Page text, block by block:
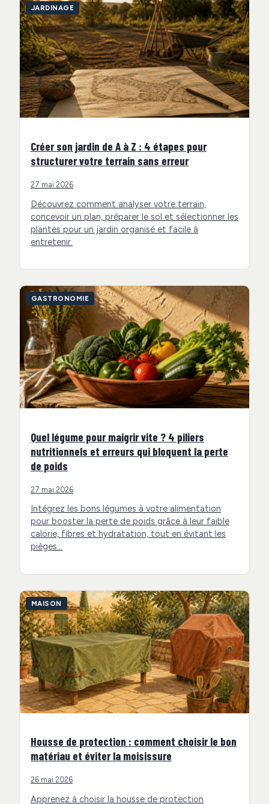
JARDINAGE
Créer son jardin de A à Z : 4 étapes pour
structurer votre terrain sans erreur
27 mai 2026
Découvrez comment analyser votre terrain,
concevoir un plan, préparer le sol et sélectionner les
plantes pour un jardin organisé et facile à
entretenir.
GASTRONOMIE
Quel légume pour maigrir vite ? 4 piliers
nutritionnels et erreurs qui bloquent la perte
de poids
27 mai 2026
Intégrez les bons légumes à votre alimentation
pour booster la perte de poids grâce à leur faible
calorie, fibres et hydratation, tout en évitant les
pièges…
MAISON
Housse de protection : comment choisir le bon
matériau et éviter la moisissure
26 mai 2026
Apprenez à choisir la housse de protection